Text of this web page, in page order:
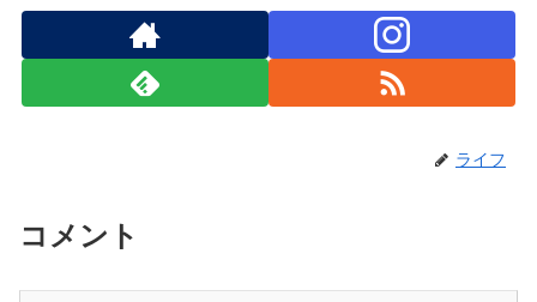
ライフ
コメント